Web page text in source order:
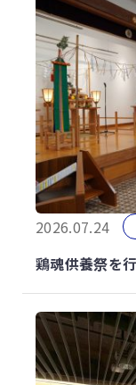
2026.07.24
鶏魂供養祭を